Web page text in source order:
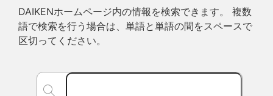
DAIKENホームページ内の情報を検索できます。 複数
語で検索を行う場合は、単語と単語の間をスペースで
区切ってください。